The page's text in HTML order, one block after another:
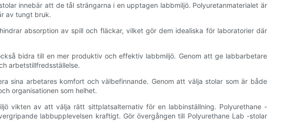
innebär att de tål strängarna i en upptagen labbmiljö. Polyuretanmaterialet är
av tungt bruk.
absorption av spill och fläckar, vilket gör dem idealiska för laboratorier där
bidra till en mer produktiv och effektiv labbmiljö. Genom att ge labbarbetare
arbetstillfredsställelse.
sina arbetares komfort och välbefinnande. Genom att välja stolar som är både
organisationen som helhet.
vikten av att välja rätt sittplatsalternativ för en labbinställning. Polyurethane -
labbupplevelsen kraftigt. Gör övergången till Polyurethane Lab -stolar